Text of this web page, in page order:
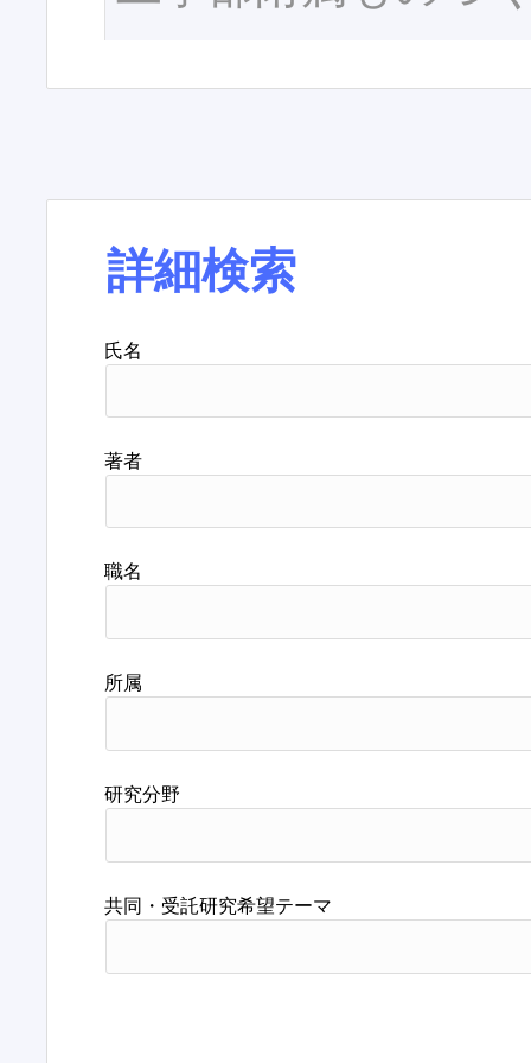
詳細検索
氏名
著者
職名
所属
研究分野
共同・受託研究希望テーマ